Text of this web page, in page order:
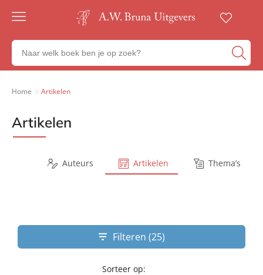
Gratis
23:00
besteld,
werkdag
Veilig
betalen
retourneren
Zoeken
naar
boeken,
Home Artikelen
Artikelen
Auteurs Artikelen Thema’s
Filteren (25)
Sorteer op: